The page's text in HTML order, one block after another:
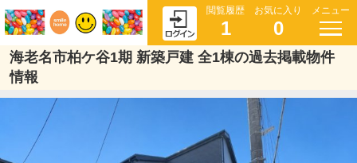
閲覧履歴
1
お気に入り
0
メニュー
海老名市柏ケ谷1期 新築戸建 全1棟の過去掲載物件
情報